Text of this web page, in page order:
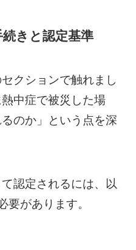
きと認定基準
クションで触れまし
中症で被災した場
のか」という点を深
認定されるには、以
要があります。